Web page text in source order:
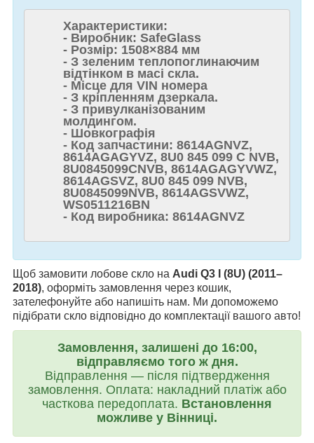
Характеристики:
- Виробник: SafeGlass
- Розмір: 1508×884 мм
- З зеленим теплопоглинаючим
відтінком в масі скла.
- Місце для VIN номера
- З кріпленням дзеркала.
- З привулканізованим
молдингом.
- Шовкографія
- Код запчастини: 8614AGNVZ,
8614AGAGYVZ, 8U0 845 099 C NVB,
8U0845099CNVB, 8614AGAGYVWZ,
8614AGSVZ, 8U0 845 099 NVB,
8U0845099NVB, 8614AGSVWZ,
WS0511216BN
- Код виробника: 8614AGNVZ
Щоб замовити лобове скло на Audi Q3 I (8U) (2011–
2018), оформіть замовлення через кошик,
зателефонуйте або напишіть нам. Ми допоможемо
підібрати скло відповідно до комплектації вашого авто!
Замовлення, залишені до 16:00,
відправляємо того ж дня.
Відправлення — після підтвердження
замовлення. Оплата: накладний платіж або
часткова передоплата. Встановлення
можливе у Вінниці.